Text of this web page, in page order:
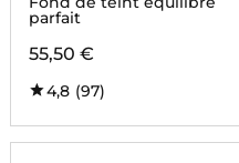
parfait
55,50 €
4,8 (97)